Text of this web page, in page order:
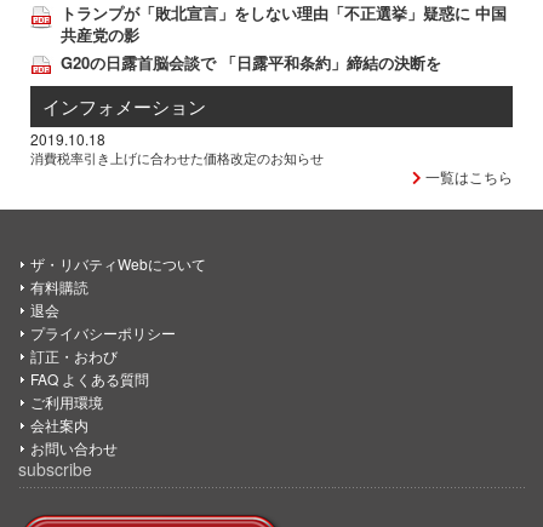
トランプが「敗北宣言」をしない理由「不正選挙」疑惑に 中国
共産党の影
G20の日露首脳会談で 「日露平和条約」締結の決断を
インフォメーション
2019.10.18
消費税率引き上げに合わせた価格改定のお知らせ
一覧はこちら
ザ・リバティWebについて
有料購読
退会
プライバシーポリシー
訂正・おわび
FAQ よくある質問
ご利用環境
会社案内
お問い合わせ
subscribe